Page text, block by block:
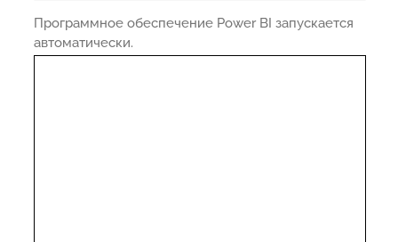
Программное обеспечение Power BI запускается
автоматически.